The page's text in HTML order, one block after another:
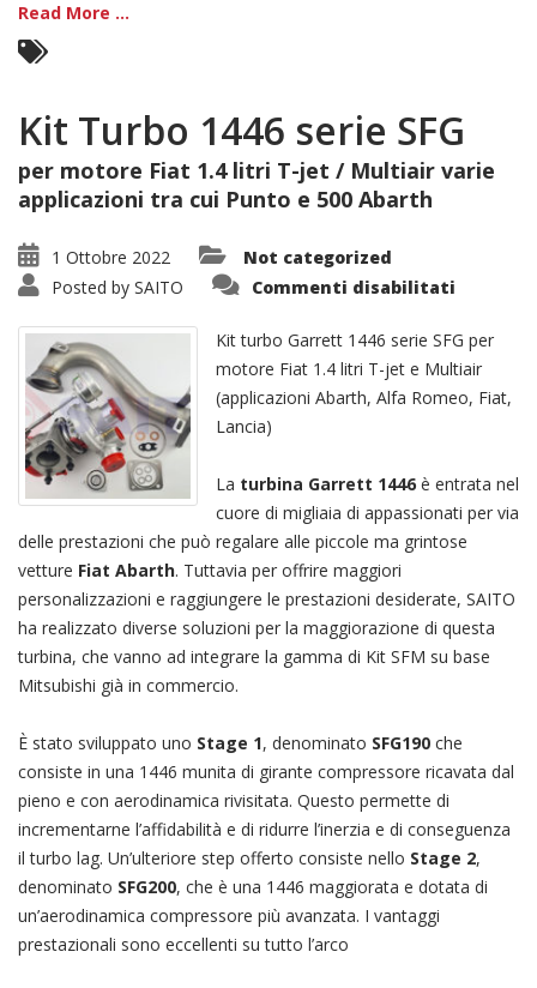
Read More ...
Kit Turbo 1446 serie SFG
per motore Fiat 1.4 litri T-jet / Multiair varie
applicazioni tra cui Punto e 500 Abarth
1 Ottobre 2022
Not categorized
Posted by SAITO Commenti disabilitati
1446
serie
SFG
Kit turbo Garrett 1446 serie SFG per
motore Fiat 1.4 litri T-jet e Multiair
(applicazioni Abarth, Alfa Romeo, Fiat,
Lancia)
La turbina Garrett 1446 è entrata nel
cuore di migliaia di appassionati per via
delle prestazioni che può regalare alle piccole ma grintose
vetture Fiat Abarth. Tuttavia per offrire maggiori
personalizzazioni e raggiungere le prestazioni desiderate, SAITO
ha realizzato diverse soluzioni per la maggiorazione di questa
turbina, che vanno ad integrare la gamma di Kit SFM su base
Mitsubishi già in commercio.
È stato sviluppato uno Stage 1, denominato SFG190 che
consiste in una 1446 munita di girante compressore ricavata dal
pieno e con aerodinamica rivisitata. Questo permette di
incrementarne l’affidabilità e di ridurre l’inerzia e di conseguenza
il turbo lag. Un’ulteriore step offerto consiste nello Stage 2,
denominato SFG200, che è una 1446 maggiorata e dotata di
un’aerodinamica compressore più avanzata. I vantaggi
prestazionali sono eccellenti su tutto l’arco